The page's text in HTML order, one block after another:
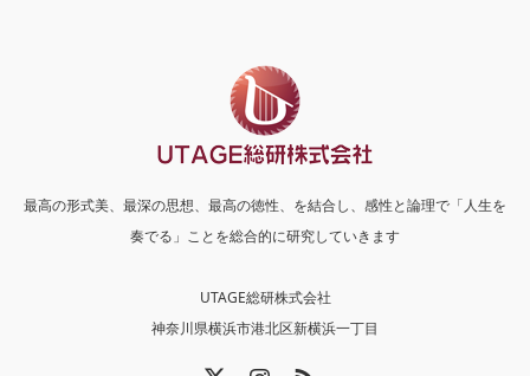
最高の形式美、最深の思想、最高の徳性、を結合し、感性と論理で「人生を
奏でる」ことを総合的に研究していきます
UTAGE総研株式会社
神奈川県横浜市港北区新横浜一丁目